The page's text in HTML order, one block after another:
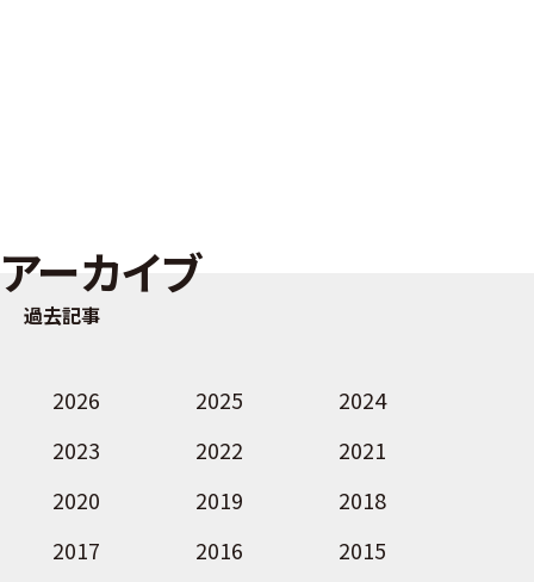
アーカイブ
過去記事
2026 2025
2024
2023
2022
2021
2020
2019
2018
2017
2016
2015